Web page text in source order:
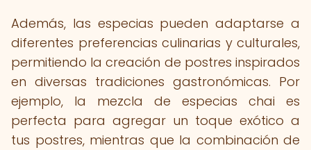
Además, las especias pueden adaptarse a
diferentes preferencias culinarias y culturales,
permitiendo la creación de postres inspirados
en diversas tradiciones gastronómicas. Por
ejemplo, la mezcla de especias chai es
perfecta para agregar un toque exótico a
tus postres, mientras que la combinación de